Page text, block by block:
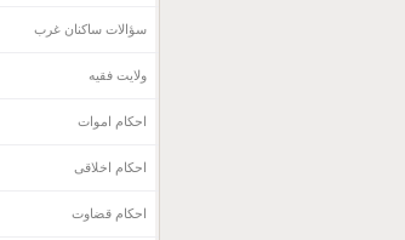
سؤالات ساکنان غرب
ولایت فقیه
احکام اموات
احکام اخلاقی
احکام قضاوت